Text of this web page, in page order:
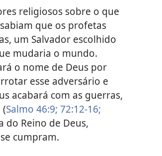
religiosos sobre o que
que os profetas
um Salvador escolhido
mudaria o mundo.
o nome de Deus por
esse adversário e
acabará com as guerras,
Salmo 46:9; 72:12-16;
do Reino de Deus,
cumpram.